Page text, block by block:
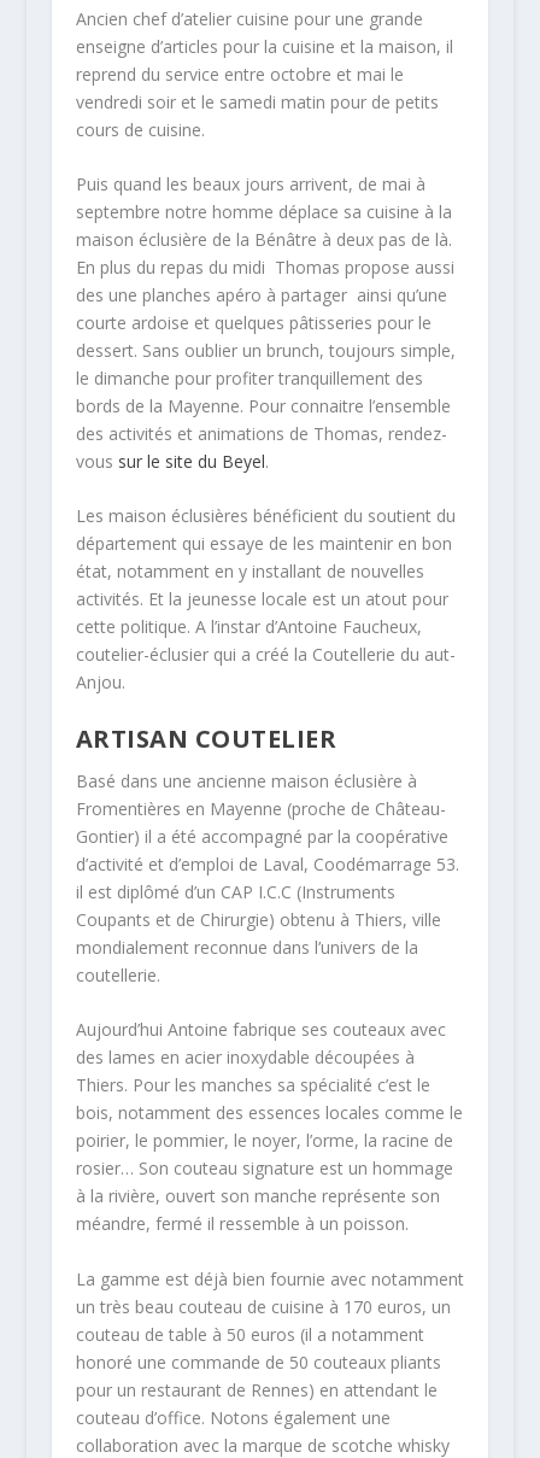
Ancien chef d’atelier cuisine pour une grande
enseigne d’articles pour la cuisine et la maison, il
reprend du service entre octobre et mai le
vendredi soir et le samedi matin pour de petits
cours de cuisine.
Puis quand les beaux jours arrivent, de mai à
septembre notre homme déplace sa cuisine à la
maison éclusière de la Bénâtre à deux pas de là.
En plus du repas du midi Thomas propose aussi
des une planches apéro à partager ainsi qu’une
courte ardoise et quelques pâtisseries pour le
dessert. Sans oublier un brunch, toujours simple,
le dimanche pour profiter tranquillement des
bords de la Mayenne. Pour connaitre l’ensemble
des activités et animations de Thomas, rendez-
vous sur le site du Beyel.
Les maison éclusières bénéficient du soutient du
département qui essaye de les maintenir en bon
état, notamment en y installant de nouvelles
activités. Et la jeunesse locale est un atout pour
cette politique. A l’instar d’Antoine Faucheux,
coutelier-éclusier qui a créé la Coutellerie du aut-
Anjou.
ARTISAN COUTELIER
Basé dans une ancienne maison éclusière à
Fromentières en Mayenne (proche de Château-
Gontier) il a été accompagné par la coopérative
d’activité et d’emploi de Laval, Coodémarrage 53.
il est diplômé d’un CAP I.C.C (Instruments
Coupants et de Chirurgie) obtenu à Thiers, ville
mondialement reconnue dans l’univers de la
coutellerie.
Aujourd’hui Antoine fabrique ses couteaux avec
des lames en acier inoxydable découpées à
Thiers. Pour les manches sa spécialité c’est le
bois, notamment des essences locales comme le
poirier, le pommier, le noyer, l’orme, la racine de
rosier… Son couteau signature est un hommage
à la rivière, ouvert son manche représente son
méandre, fermé il ressemble à un poisson.
La gamme est déjà bien fournie avec notamment
un très beau couteau de cuisine à 170 euros, un
couteau de table à 50 euros (il a notamment
honoré une commande de 50 couteaux pliants
pour un restaurant de Rennes) en attendant le
couteau d’office. Notons également une
collaboration avec la marque de scotche whisky